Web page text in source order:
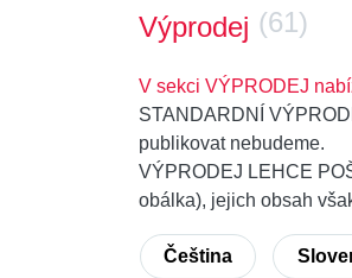
Výprodej (61)
V sekci VÝPRODEJ
STANDARDNÍ
publikovat nebudeme.
VÝPRODEJ LEHCE
obálka), jejich obsah
Čeština